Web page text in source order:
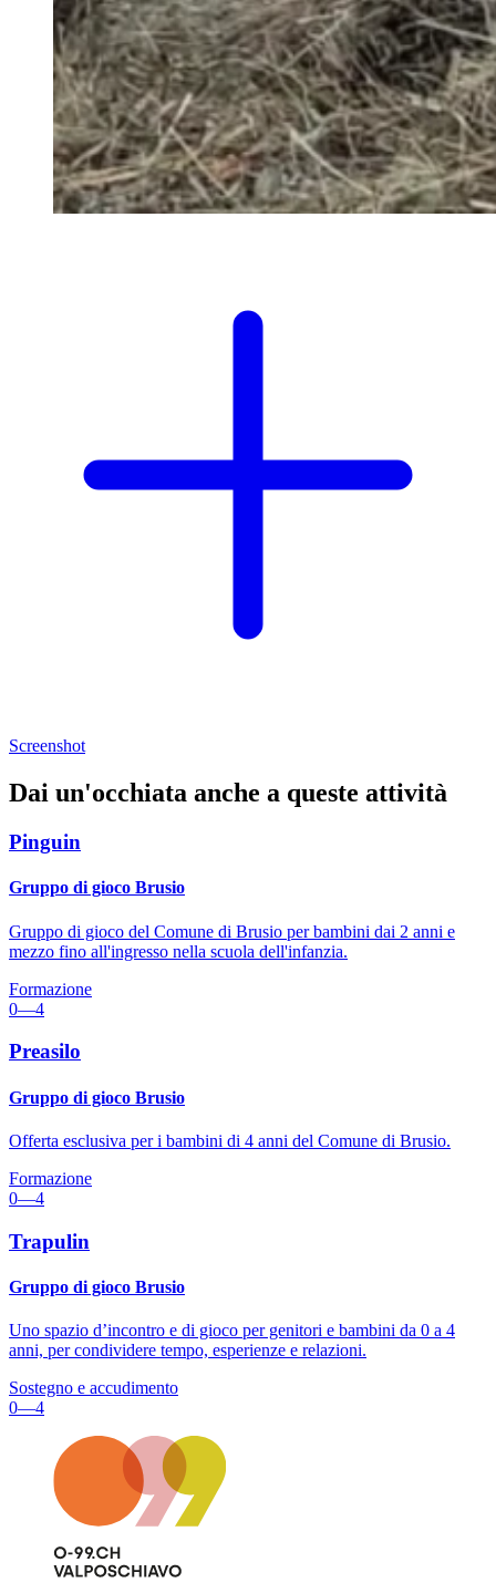
Screenshot
Dai un'occhiata anche a queste attività
Pinguin
Gruppo di gioco Brusio
Gruppo di gioco del Comune di Brusio per bambini dai 2 anni e
mezzo fino all'ingresso nella scuola dell'infanzia.
Formazione
0—4
Preasilo
Gruppo di gioco Brusio
Offerta esclusiva per i bambini di 4 anni del Comune di Brusio.
Formazione
0—4
Trapulin
Gruppo di gioco Brusio
Uno spazio d’incontro e di gioco per genitori e bambini da 0 a 4
anni, per condividere tempo, esperienze e relazioni.
Sostegno e accudimento
0—4